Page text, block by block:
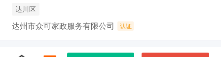
达川区
达州市众可家政服务有限公司 认证